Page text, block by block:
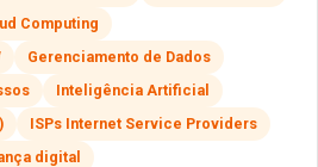
Computing
Gerenciamento de Dados
Inteligência Artificial
ISPs Internet Service Providers
digital